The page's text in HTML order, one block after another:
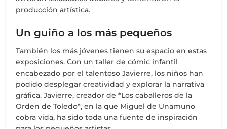
producción artística.
Un guiño a los más pequeños
También los más jóvenes tienen su espacio en estas
exposiciones. Con un taller de cómic infantil
encabezado por el talentoso Javierre, los niños han
podido desplegar creatividad y explorar la narrativa
gráfica. Javierre, creador de *Los caballeros de la
Orden de Toledo*, en la que Miguel de Unamuno
cobra vida, ha sido toda una fuente de inspiración